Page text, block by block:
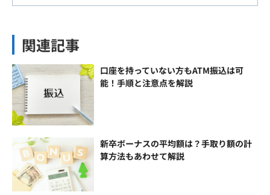
関連記事
口座を持っていない方もATM振込は可
能！手順と注意点を解説
新卒ボーナスの平均額は？手取り額の計
算方法もあわせて解説